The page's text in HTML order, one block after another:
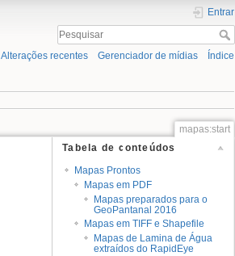
Entrar
Alterações recentes Gerenciador de mídias Índice
mapas:start
Tabela de conteúdos
Mapas Prontos
Mapas em PDF
Mapas preparados para o
GeoPantanal 2016
Mapas em TIFF e Shapefile
Mapas de Lamina de Água
extraídos do RapidEye